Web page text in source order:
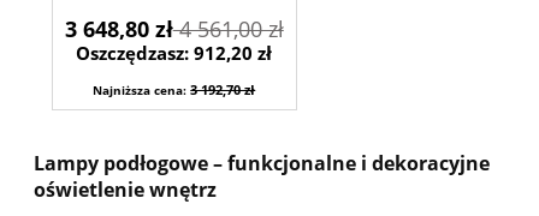
3 648,80 zł4 561,00 zł
Oszczędzasz: 912,20 zł
Najniższa cena:3 192,70 zł
Lampy podłogowe – funkcjonalne i dekoracyjne
oświetlenie wnętrz